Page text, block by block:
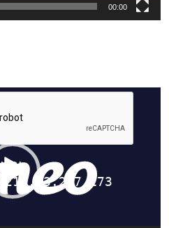
00:00